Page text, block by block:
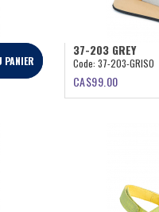
PANIER
37-203 GREY
Code: 37-203-GRISO
CA$99.00